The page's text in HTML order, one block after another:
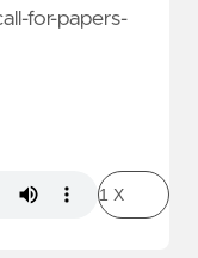
for-papers-